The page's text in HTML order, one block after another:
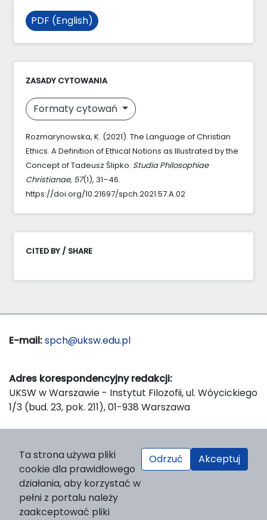
PDF (English)
ZASADY CYTOWANIA
Formaty cytowań
Rozmarynowska, K. (2021). The Language of Christian
Ethics. A Definition of Ethical Notions as Illustrated by the
Concept of Tadeusz Ślipko. Studia Philosophiae
Christianae, 57(1), 31–46.
https://doi.org/10.21697/spch.2021.57.A.02
CITED BY / SHARE
E-mail:spch@uksw.edu.pl
Adres korespondencyjny redakcji:
UKSW w Warszawie - Instytut Filozofii, ul. Wóycickiego
1/3 (bud. 23, pok. 211), 01-938 Warszawa
Wydawnictwo Naukowe UKSW, ul. Dewajtis 5, domek
nr 2, 01-815 Warszawa
Strona WWW Wydawnictwa
e-mail: wydawnictwo@uksw.edu.pl
Ta strona używa pliki
cookie dla prawidłowego
działania, aby korzystać w
pełni z portalu należy
zaakceptować pliki
Odrzuć Akceptuj